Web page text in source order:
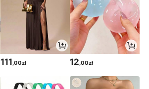
111,00zł 12,00zł